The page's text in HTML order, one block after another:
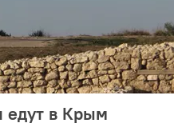
едут в Крым